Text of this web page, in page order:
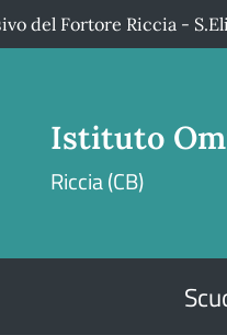
del Fortore Riccia -
Istituto
Riccia (CB)